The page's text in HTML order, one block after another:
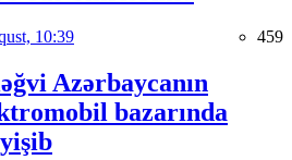
10:39 459
Azərbaycanın
bazarında